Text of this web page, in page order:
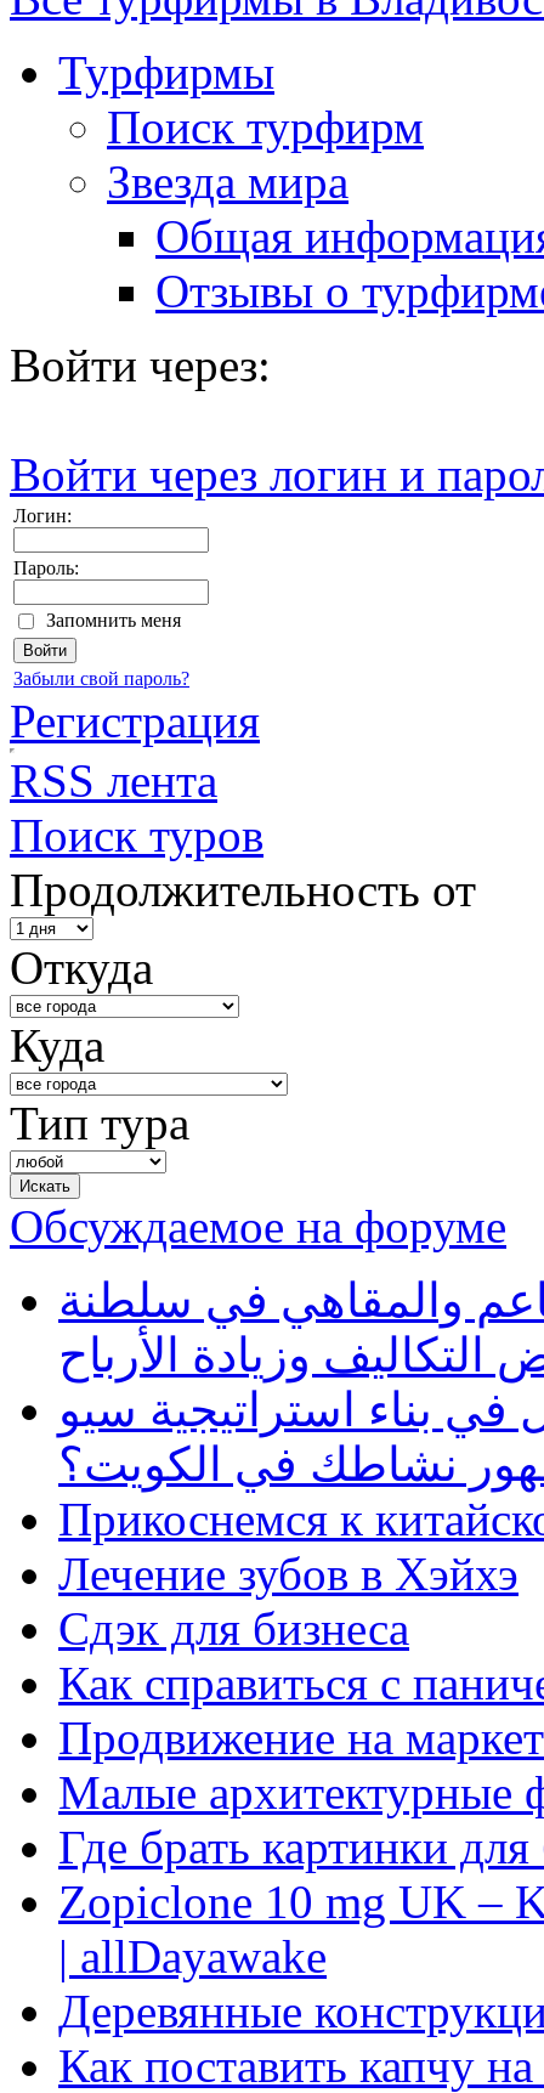
Турфирмы
Поиск турфирм
Звезда мира
Общая
Отзывы о
Войти через:
Войти через логин и
Логин:
Пароль:
Запомнить меня
Забыли свой пароль?
Регистрация
RSS лента
Поиск туров
Продолжительность от
Откуда
Куда
Тип тура
Обсуждаемое на форуме
والمقاهي في سلطنة
وزيادة الأرباح
بناء استراتيجية سيو
نشاطك في الكويت؟
Прикоснемся к
Лечение зубов в Хэйхэ
Сдэк для бизнеса
Как справиться с
Продвижение на
Малые архитектурные
Где брать картинки
Zopiclone 10 mg UK –
| allDayawake
Деревянные
Как поставить капчу